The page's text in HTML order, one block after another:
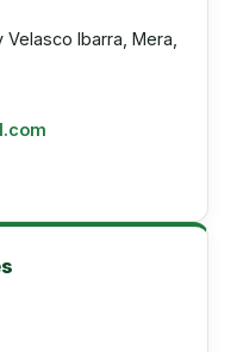
Ibarra, Mera,